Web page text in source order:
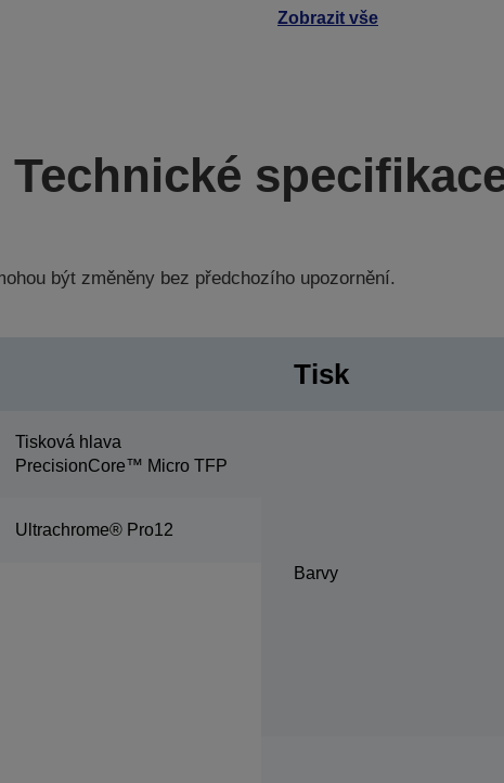
Zobrazit vše
Technické
být změněny bez předchozího upozornění.
Tisková hlava
PrecisionCore™ Micro TFP
Ultrachrome® Pro12
Tisk
Barvy